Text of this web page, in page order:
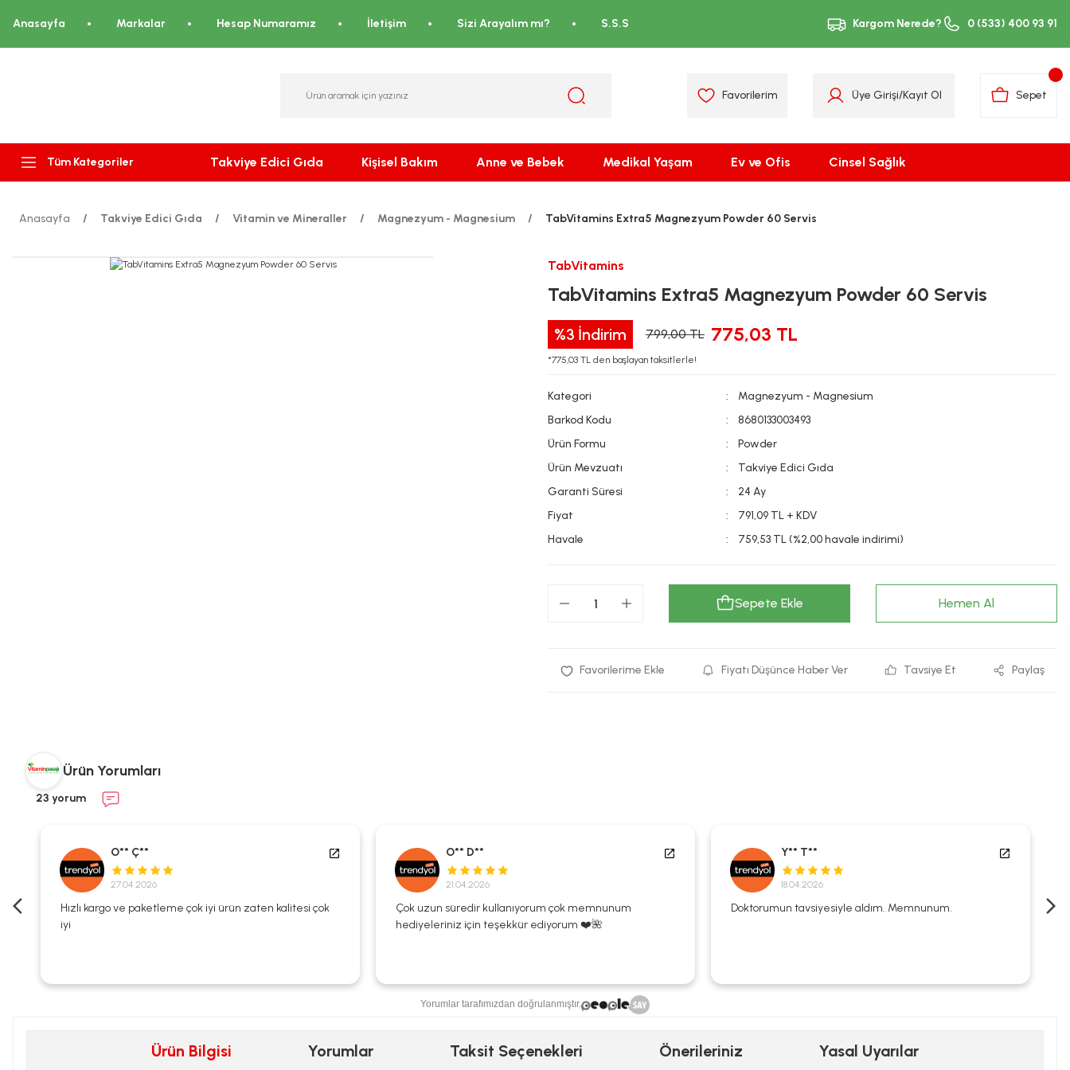
Anasayfa Markalar Hesap Numaramız İletişim Sizi Arayalım mı? S.S.S Kargom Nerede? 0 (533) 400 93 91
Favorilerim Üye Girişi/Kayıt Ol Sepet
Tüm Kategoriler Takviye Edici Gıda Kişisel Bakım Anne ve Bebek Medikal Yaşam Ev ve Ofis Cinsel Sağlık
Anasayfa Takviye Edici Gıda Vitamin ve Mineraller Magnezyum - Magnesium TabVitamins Extra5 Magnezyum Powder 60 Servis
TabVitamins
TabVitamins Extra5 Magnezyum Powder 60 Servis
%3 İndirim 799,00 TL 775,03 TL
*775,03 TL den başlayan taksitlerle!
Kategori
Magnezyum - Magnesium
Barkod Kodu
8680133003493
Ürün Formu
Powder
Ürün Mevzuatı
Takviye Edici Gıda
Garanti Süresi
24 Ay
Fiyat
791,09 TL + KDV
Havale
759,53 TL (%2,00 havale indirimi)
Sepete Ekle Hemen Al
Fiyatı Düşünce Haber Ver Tavsiye Et Paylaş
Ürün Yorumları
23 yorum
O** Ç**
27.04.2026
Hızlı kargo ve paketleme çok iyi ürün zaten kalitesi çok
iyi
O** D**
21.04.2026
Çok uzun süredir kullanıyorum çok memnunum
hediyeleriniz için teşekkür ediyorum ❤️🌺
Y** T**
18.04.2026
Doktorumun tavsiyesiyle aldım. Memnunum.
Yorumlar tarafımızdan doğrulanmıştır.
Ürün Bilgisi Yorumlar Taksit Seçenekleri Önerileriniz Yasal Uyarılar